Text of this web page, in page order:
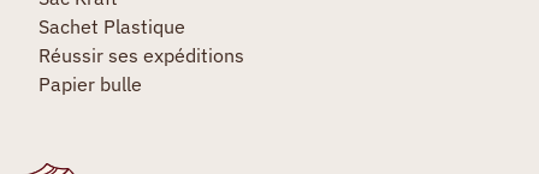
Sachet Plastique
Réussir ses expéditions
Papier bulle